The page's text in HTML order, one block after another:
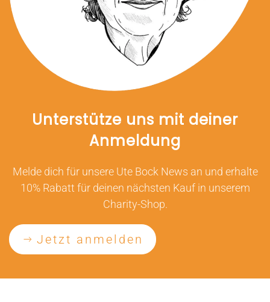
Unterstütze uns mit deiner
Anmeldung
Melde dich für unsere Ute Bock News an und erhalte
10% Rabatt für deinen nächsten Kauf in unserem
Charity-Shop.
Jetzt anmelden